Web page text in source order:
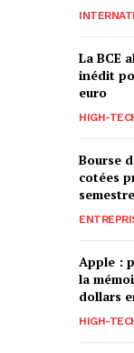
La BCE
inédit
euro
HIGH-
Bourse
cotées
Apple :
la
dollars
HIGH-